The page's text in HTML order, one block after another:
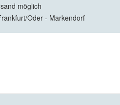
möglich
Oder - Markendorf